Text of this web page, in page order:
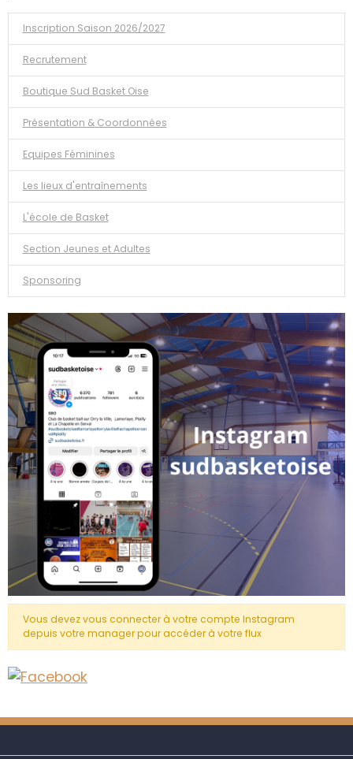
Inscription Saison 2026/2027
Recrutement
Boutique Sud Basket Oise
Présentation & Coordonnées
Equipes Féminines
Les lieux d'entraînements
L'école de Basket
Section Jeunes et Adultes
Sponsoring
Vous devez vous connecter à votre compte Instagram
depuis votre manager pour accéder à votre flux